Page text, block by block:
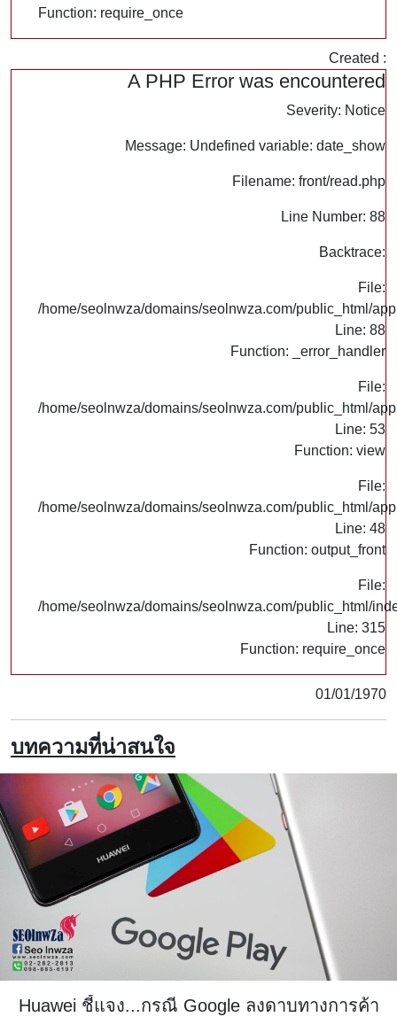
Function: require_once
Created :
A PHP Error was encountered
Severity: Notice
Message: Undefined variable: date_show
Filename: front/read.php
Line Number: 88
Backtrace:
File:
/home/seolnwza/domains/seolnwza.com/public_html/
Line: 88
Function: _error_handler
File:
/home/seolnwza/domains/seolnwza.com/public_html/
Line: 53
Function: view
File:
/home/seolnwza/domains/seolnwza.com/public_html/
Line: 48
Function: output_front
File:
/home/seolnwza/domains/seolnwza.com/public_html/
Line: 315
Function: require_once
01/01/1970
บทความที่น่าสนใจ
Huawei ชี้แจง...กรณี Google ลงดาบทางการค้า